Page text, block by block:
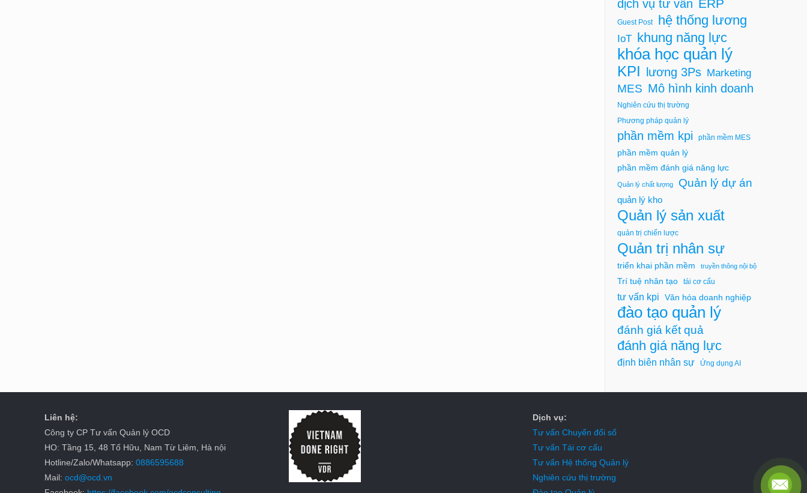
dịch vụ tư vấn ERP
Guest Post hệ thống lương
IoT khung năng lực
khóa học quản lý
KPI lương 3Ps Marketing
MES Mô hình kinh doanh
Nghiên cứu thị trường
Phương pháp quản lý
phần mềm kpi phần mềm MES
phần mềm quản lý
phần mềm đánh giá năng lực
Quản lý chất lượng Quản lý dự án
quản lý kho
Quản lý sản xuất
quản trị chiến lược
Quản trị nhân sự
triển khai phần mềm truyền thông nội bộ
Trí tuệ nhân tạo tái cơ cấu
tư vấn kpi Văn hóa doanh nghiệp
đào tạo quản lý
đánh giá kết quả
đánh giá năng lực
định biên nhân sự Ứng dụng AI
Liên hệ:
Công ty CP Tư vấn Quản lý OCD
HO: Tầng 15, 48 Tố Hữu, Nam Từ Liêm, Hà nội
Hotline/Zalo/Whatsapp:0886595688
Mail:ocd@ocd.vn
Dịch vụ:
Tư vấn Chuyển đổi số
Tư vấn Tái cơ cấu
Tư vấn Hệ thống Quản lý
Nghiên cứu thị trường